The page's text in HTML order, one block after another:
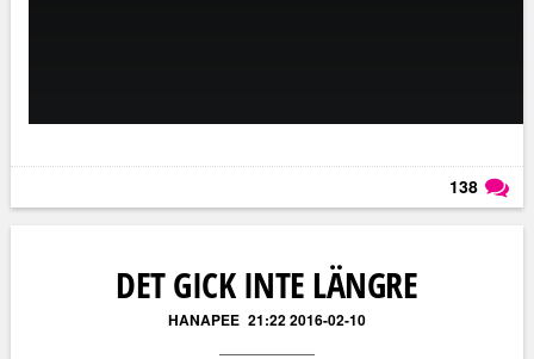
138
DET GICK INTE LÄNGRE
HANAPEE 21:22 2016-02-10